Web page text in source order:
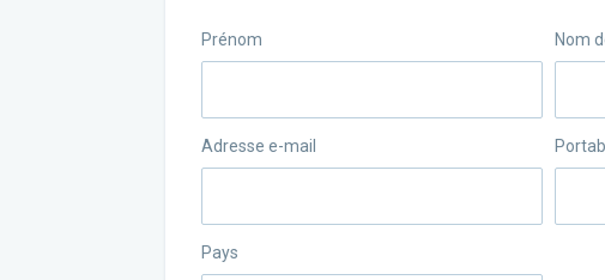
Prénom Nom
Adresse e-mail
Pays